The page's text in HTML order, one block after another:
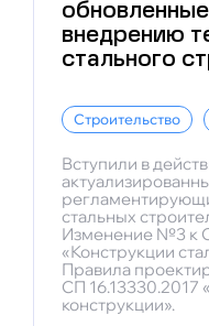
внедрению
стального
Строительство
Вступили в
стальных
Изменение №3 к
«Конструкции
Правила
СП
конструкции».